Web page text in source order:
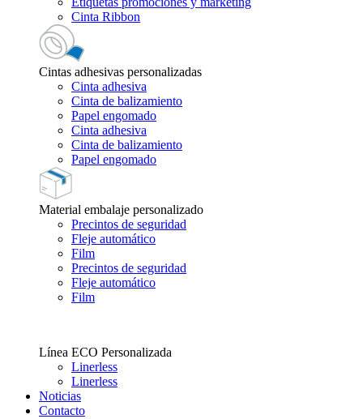
Cinta Ribbon
Cintas adhesivas personalizadas
Cinta adhesiva
Cinta de balizamiento
Papel engomado
Cinta adhesiva
Cinta de balizamiento
Papel engomado
Material embalaje personalizado
Precintos de seguridad
Fleje automático
Film
Precintos de seguridad
Fleje automático
Film
Línea ECO Personalizada
Linerless
Linerless
Noticias
Contacto